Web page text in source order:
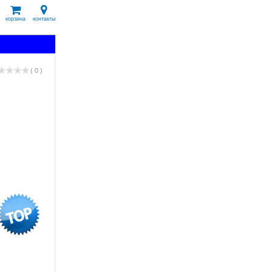
корзина контакты
( 0 )